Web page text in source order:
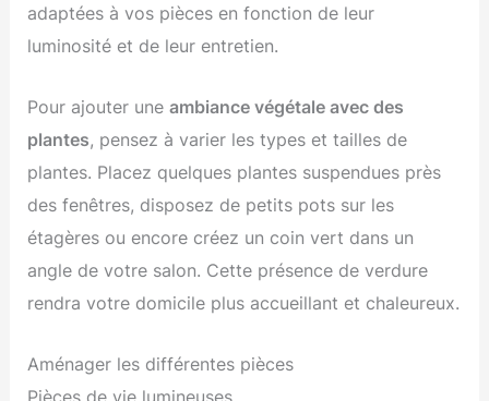
adaptées à vos pièces en fonction de leur
luminosité et de leur entretien.
Pour ajouter uneambiance végétale avec des
plantes, pensez à varier les types et tailles de
plantes. Placez quelques plantes suspendues près
des fenêtres, disposez de petits pots sur les
étagères ou encore créez un coin vert dans un
angle de votre salon. Cette présence de verdure
rendra votre domicile plus accueillant et chaleureux.
Aménager les différentes pièces